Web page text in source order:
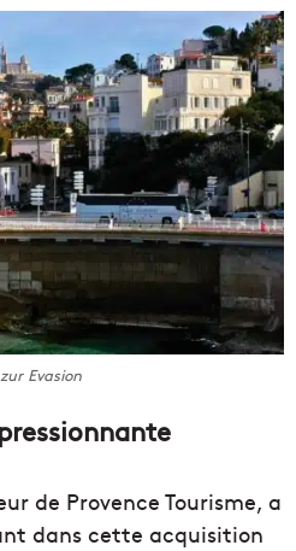
Evasion
de Provence Tourisme, a
dans cette acquisition